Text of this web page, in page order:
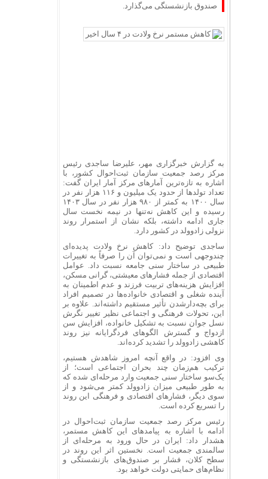
صندوق‌ بازنشستگی می‌گذارد.
به گزارش خبرگزاری مهر، علیرضا ساجدی رئیس
مرکز رصد جمعیت سازمان ثبت‌احوال کشور، با
اشاره به تازه‌ترین آمارهای مرکز آمار ایران گفت:
تعداد تولدها از حدود یک میلیون و ۱۱۶ هزار نفر در
سال ۱۴۰۰ به کمتر از ۹۸۰ هزار نفر در سال ۱۴۰۳
رسیده و این کاهش نه‌تنها در نیمه نخست سال
جاری ادامه داشته، بلکه نشان از استمرار روند
نزولی زادوولد در کشور دارد.
ساجدی توضیح داد: کاهش نرخ ولادت پدیده‌ای
چندوجهی است و نمی‌توان آن را صرفاً به تغییرات
طبیعی در ساختار سنی جامعه نسبت داد. عوامل
اقتصادی از جمله فشارهای معیشتی، گرانی مسکن،
افزایش هزینه‌های تربیت فرزند و عدم اطمینان به
آینده شغلی و اقتصادی خانواده‌ها در تصمیم افراد
برای بچه‌دارشدن تأثیر مستقیم داشته‌اند. علاوه بر
این، تحولات فرهنگی و اجتماعی نظیر تغییر نگرش
نسل جوان نسبت به تشکیل خانواده، افزایش سن
ازدواج و گسترش الگوهای فردگرایانه نیز روند
کاهشی زادوولد را تشدید کرده‌اند.
وی افزود: در واقع آنچه امروز شاهدش هستیم،
ترکیب هم‌زمان چند بحران اجتماعی است؛ از
یک‌سو ساختار سنی جمعیت وارد مرحله‌ای شده که
به طور طبیعی میزان زادوولد کمتر می‌شود و از
سوی دیگر، فشارهای اقتصادی و فرهنگی این روند
را تسریع کرده است.
رئیس مرکز رصد جمعیت سازمان ثبت‌احوال در
ادامه با اشاره به پیامدهای این کاهش مستمر،
هشدار داد: ایران در حال ورود به مرحله‌ای از
سالمندی جمعیت است. نخستین اثر این روند در
سطح کلان، فشار بر صندوق‌های بازنشستگی و
نظام‌های حمایتی دولت خواهد بود.